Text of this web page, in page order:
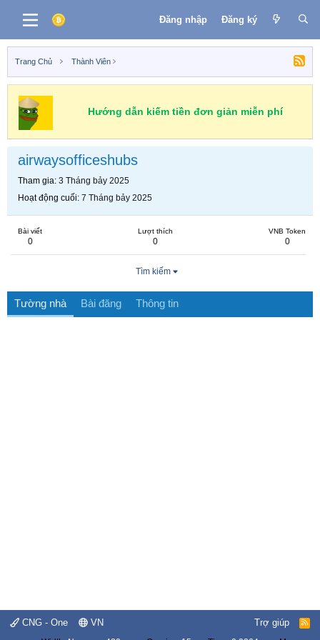
Đăng nhập Đăng ký
Trang Chủ Thành Viên
Hướng dẫn kiếm tiền đơn giản miễn phí
airwaysofficeshubs
Tham gia 3 Tháng bảy 2025
Hoạt động cuối 7 Tháng bảy 2025
Bài viết
0
Lượt thích
0
VNB Token
0
Tìm kiếm
Tường nhà Bài đăng Thông tin
CNG - One VN Trợ giúp
R